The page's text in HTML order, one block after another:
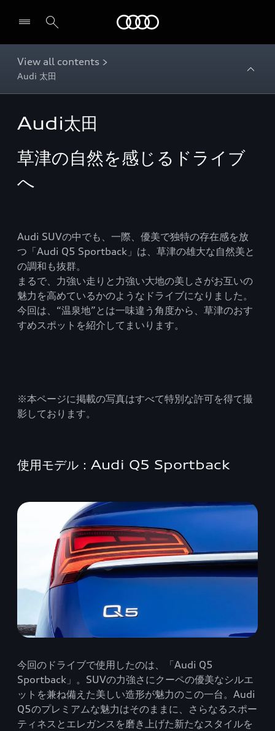
View all contents >
Audi 太田
Audi太田
草津の自然を感じるドライブ
へ
Audi SUVの中でも、一際、優美で独特の存在感を放
つ「Audi Q5 Sportback」は、草津の雄大な自然美と
の調和も抜群。
まるで、力強い走りと力強い大地の美しさがお互いの
魅力を高めているかのようなドライブになりました。
今回は、“温泉地”とは一味違う角度から、草津のおす
すめスポットを紹介してまいります。
※本ページに掲載の写真はすべて特別な許可を得て撮
影しております。
使用モデル：Audi Q5 Sportback
今回のドライブで使用したのは、「Audi Q5
Sportback」。SUVの力強さにクーペの優美なシルエ
ットを兼ね備えた美しい造形が魅力のこの一台。Audi
Q5のプレミアムな魅力はそのままに、さらなるスポー
ティネスとエレガンスを磨き上げた新たなスタイルを